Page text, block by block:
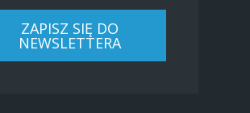
ZAPISZ SIĘ DO
NEWSLETTERA